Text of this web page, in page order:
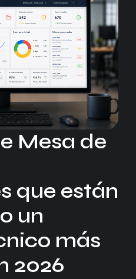
Mesa de
que están
un
más
2026